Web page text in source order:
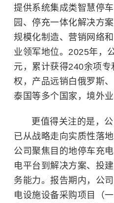
提供系统集成类智慧停车
园、停充一体化解决方
规模化制造、营销网络
业领军地位。2025年，
元，累计获得240余项
权，产品远销白俄罗斯
泰国等多个国家，境外
更值得关注的是，
已从战略走向实质性落
公司聚焦目的地停车充
电平台到解决方案、投
务能力。报告期内，公
电设施设备采购项目（